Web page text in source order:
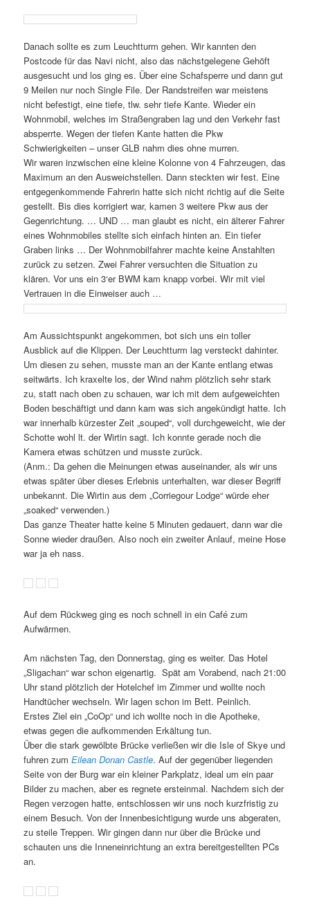
Danach sollte es zum Leuchtturm gehen. Wir kannten den
Postcode für das Navi nicht, also das nächstgelegene Gehöft
ausgesucht und los ging es. Über eine Schafsperre und dann gut
9 Meilen nur noch Single File. Der Randstreifen war meistens
nicht befestigt, eine tiefe, tlw. sehr tiefe Kante. Wieder ein
Wohnmobil, welches im Straßengraben lag und den Verkehr fast
absperrte. Wegen der tiefen Kante hatten die Pkw
Schwierigkeiten – unser GLB nahm dies ohne murren.
Wir waren inzwischen eine kleine Kolonne von 4 Fahrzeugen, das
Maximum an den Ausweichstellen. Dann steckten wir fest. Eine
entgegenkommende Fahrerin hatte sich nicht richtig auf die Seite
gestellt. Bis dies korrigiert war, kamen 3 weitere Pkw aus der
Gegenrichtung. … UND … man glaubt es nicht, ein älterer Fahrer
eines Wohnmobiles stellte sich einfach hinten an. Ein tiefer
Graben links … Der Wohnmobilfahrer machte keine Anstahlten
zurück zu setzen. Zwei Fahrer versuchten die Situation zu
klären. Vor uns ein 3‘er BWM kam knapp vorbei. Wir mit viel
Vertrauen in die Einweiser auch …
Am Aussichtspunkt angekommen, bot sich uns ein toller
Ausblick auf die Klippen. Der Leuchtturm lag versteckt dahinter.
Um diesen zu sehen, musste man an der Kante entlang etwas
seitwärts. Ich kraxelte los, der Wind nahm plötzlich sehr stark
zu, statt nach oben zu schauen, war ich mit dem aufgeweichten
Boden beschäftigt und dann kam was sich angekündigt hatte. Ich
war innerhalb kürzester Zeit „souped“, voll durchgeweicht, wie der
Schotte wohl lt. der Wirtin sagt. Ich konnte gerade noch die
Kamera etwas schützen und musste zurück.
(Anm.: Da gehen die Meinungen etwas auseinander, als wir uns
etwas später über dieses Erlebnis unterhalten, war dieser Begriff
unbekannt. Die Wirtin aus dem „Corriegour Lodge“ würde eher
„soaked“ verwenden.)
Das ganze Theater hatte keine 5 Minuten gedauert, dann war die
Sonne wieder draußen. Also noch ein zweiter Anlauf, meine Hose
war ja eh nass.
Auf dem Rückweg ging es noch schnell in ein Café zum
Aufwärmen.
Am nächsten Tag, den Donnerstag, ging es weiter. Das Hotel
„Sligachan“ war schon eigenartig. Spät am Vorabend, nach 21:00
Uhr stand plötzlich der Hotelchef im Zimmer und wollte noch
Handtücher wechseln. Wir lagen schon im Bett. Peinlich.
Erstes Ziel ein „CoOp“ und ich wollte noch in die Apotheke,
etwas gegen die aufkommenden Erkältung tun.
Über die stark gewölbte Brücke verließen wir die Isle of Skye und
fuhren zumEilean Donan Castle. Auf der gegenüber liegenden
Seite von der Burg war ein kleiner Parkplatz, ideal um ein paar
Bilder zu machen, aber es regnete ersteinmal. Nachdem sich der
Regen verzogen hatte, entschlossen wir uns noch kurzfristig zu
einem Besuch. Von der Innenbesichtigung wurde uns abgeraten,
zu steile Treppen. Wir gingen dann nur über die Brücke und
schauten uns die Inneneinrichtung an extra bereitgestellten PCs
an.